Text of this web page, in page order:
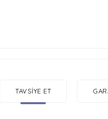
TAVSIYE ET